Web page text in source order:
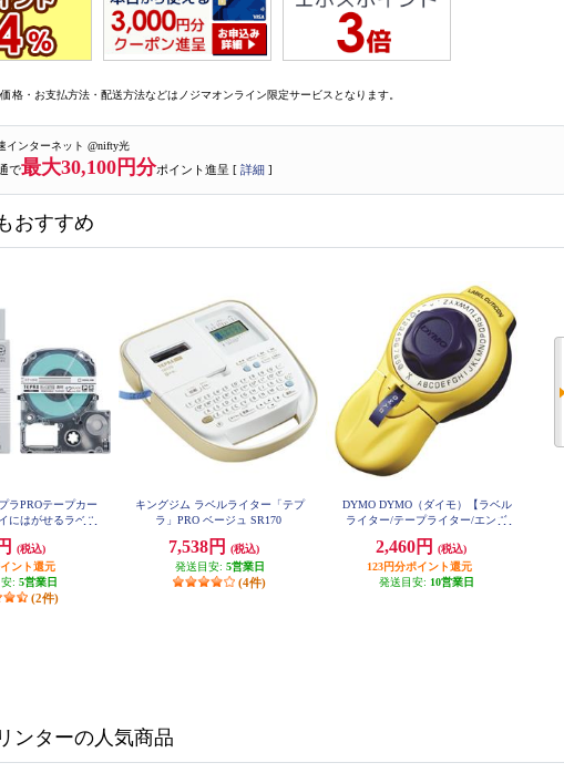
格・お支払方法・配送方法などはノジマオンライン限定サービスとなります。
インターネット @nifty光
で最大30,100円分ポイント進呈 [ 詳細 ]
おすすめ
ラPROテープカー
にはがせるラベル
(税込)
ント還元
: 5営業日
(2件)
キングジム ラベルライター「テプ
ラ」PRO ベージュ SR170
7,538円
(税込)
発送目安: 5営業日
(4件)
DYMO DYMO（ダイモ）【ラベル
ライター/テープライター/エンボ
ー/DM20008】 DM20008
2,460円
(税込)
123円分ポイント還元
発送目安: 10営業日
ンターの人気商品